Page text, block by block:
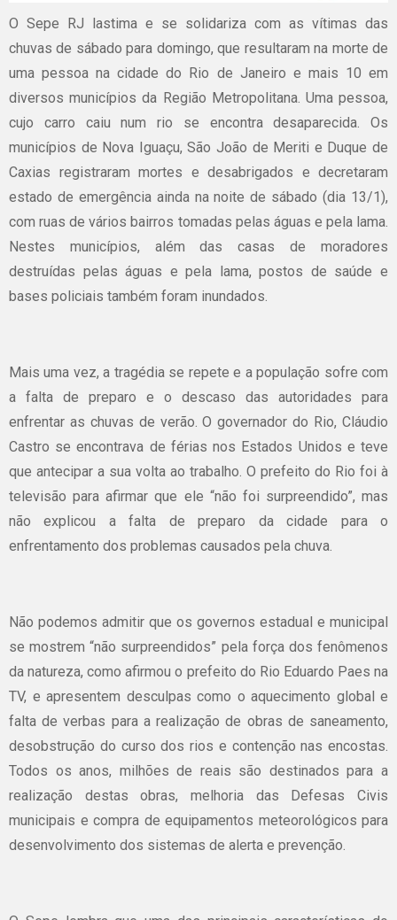
O Sepe RJ lastima e se solidariza com as vítimas das
chuvas de sábado para domingo, que resultaram na morte de
uma pessoa na cidade do Rio de Janeiro e mais 10 em
diversos municípios da Região Metropolitana. Uma pessoa,
cujo carro caiu num rio se encontra desaparecida. Os
municípios de Nova Iguaçu, São João de Meriti e Duque de
Caxias registraram mortes e desabrigados e decretaram
estado de emergência ainda na noite de sábado (dia 13/1),
com ruas de vários bairros tomadas pelas águas e pela lama.
Nestes municípios, além das casas de moradores
destruídas pelas águas e pela lama, postos de saúde e
bases policiais também foram inundados.
Mais uma vez, a tragédia se repete e a população sofre com
a falta de preparo e o descaso das autoridades para
enfrentar as chuvas de verão. O governador do Rio, Cláudio
Castro se encontrava de férias nos Estados Unidos e teve
que antecipar a sua volta ao trabalho. O prefeito do Rio foi à
televisão para afirmar que ele “não foi surpreendido”, mas
não explicou a falta de preparo da cidade para o
enfrentamento dos problemas causados pela chuva.
Não podemos admitir que os governos estadual e municipal
se mostrem “não surpreendidos” pela força dos fenômenos
da natureza, como afirmou o prefeito do Rio Eduardo Paes na
TV, e apresentem desculpas como o aquecimento global e
falta de verbas para a realização de obras de saneamento,
desobstrução do curso dos rios e contenção nas encostas.
Todos os anos, milhões de reais são destinados para a
realização destas obras, melhoria das Defesas Civis
municipais e compra de equipamentos meteorológicos para
desenvolvimento dos sistemas de alerta e prevenção.